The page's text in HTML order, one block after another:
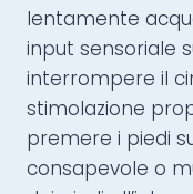
lentamente
input sensoriale
interrompere il
stimolazione
premere i piedi
consapevole o